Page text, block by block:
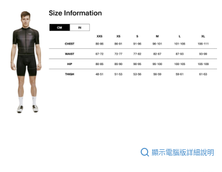
顯示電腦版詳細說明